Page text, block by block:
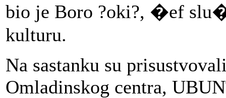
bio je Boro ?oki?, �ef
kulturu.
Na sastanku su
Omladinskog centra,